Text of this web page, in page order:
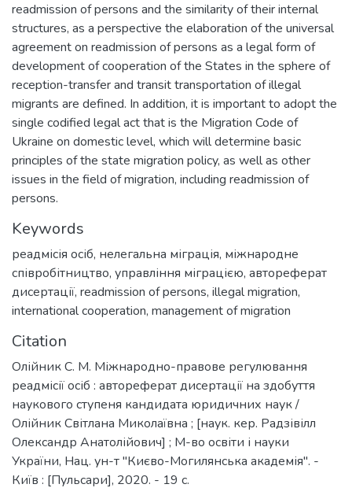
readmission of persons and the similarity of their internal
structures, as a perspective the elaboration of the universal
agreement on readmission of persons as a legal form of
development of cooperation of the States in the sphere of
reception-transfer and transit transportation of illegal
migrants are defined. In addition, it is important to adopt the
single codified legal act that is the Migration Code of
Ukraine on domestic level, which will determine basic
principles of the state migration policy, as well as other
issues in the field of migration, including readmission of
persons.
Keywords
реадмісія осіб, нелегальна міграція, міжнародне
співробітництво, управління міграцією, автореферат
дисертації, readmission of persons, illegal migration,
international cooperation, management of migration
Citation
Олійник С. М. Міжнародно-правове регулювання
реадмісії осіб : автореферат дисертації на здобуття
наукового ступеня кандидата юридичних наук /
Олійник Світлана Миколаївна ; [наук. кер. Радзівілл
Олександр Анатолійович] ; М-во освіти і науки
України, Нац. ун-т "Києво-Могилянська академія". -
Київ : [Пульсари], 2020. - 19 с.